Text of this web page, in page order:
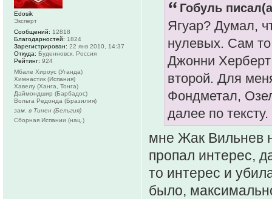
Гобуль
Ягуар? Думал,
нулевых. Сам
Джонни
второй. Для
Фондметал,
далее по тексту.
мне Жак Вильнев
пропал интерес,
то интерес и
было,
Edosik
Эксперт
Сообщений: 12818
Благодарностей: 1824
Зарегистрирован: 22 янв 2010, 14:37
Откуда: Буденновск, Россия
Рейтинг: 924
Мбале Хироус (Уганда)
Химнастик (Испания)
Хавелу (Ханга, Тонга)
Даймондшир (Барбадос)
Вольта Редонда (Бразилия)
зам. в Тинен (Бельгия)
Сборная Испании (нац.)